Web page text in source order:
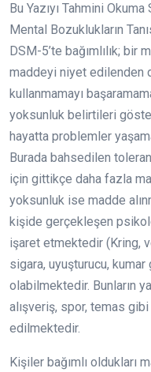
Bu Yazıyı Tahmini Okuma
Mental Bozuklukların
DSM-5’te bağımlılık;
maddeyi niyet edilenden
kullanmamayı
yoksunluk belirtileri
hayatta problemler
Burada bahsedilen
için gittikçe daha fazla
yoksunluk ise madde
kişide gerçekleşen
işaret etmektedir (Kring,
sigara, uyuşturucu, kumar
olabilmektedir. Bunların
alışveriş, spor, temas gibi
edilmektedir.
Kişiler bağımlı oldukları